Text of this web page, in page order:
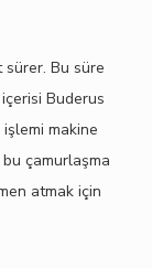
Bu süre
Buderus
işlemi makine
bu çamurlaşma
atmak için